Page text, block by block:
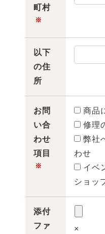
町村
※
以下
の住
所
お問
い合
わせ
項目
※
商品
修理
弊社
わせ
イベ
ショッ
添付
ファ
×